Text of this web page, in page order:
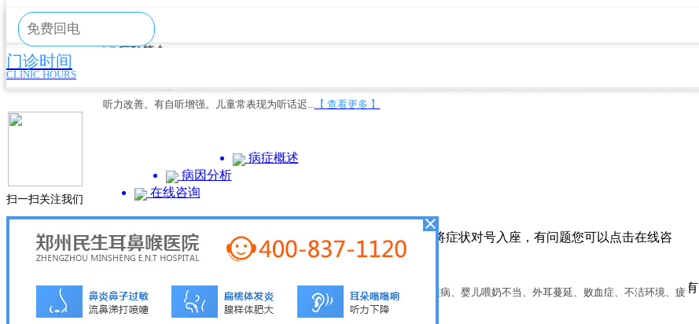
病种简介
听力改善。有自听增强。儿童常表现为听话迟...【 查看更多 】
病症概述
病因分析
在线咨询
（温馨提示：疾病诊疗是一个复杂的过程，请不要简单的将症状对号入座，有问题您可以点击在线咨
询！）
病种原因
小儿中耳炎病因大致为以下八类：小儿咽鼓管发育特点、呼吸道及鼻咽部疾病、婴儿喂奶不当、外耳蔓延、败血症、不洁环境、疲
劳、睡眠不足或体力消耗过大、治疗中断。。
疾病导航 首页 民生医生
扫一扫关注我们
新浪微博
网站内容申明：本网站信息仅供参考，不能作为诊疗耳鼻喉疾病的依据，本网站商标及图片权属郑州民生耳鼻喉专科医院所有
Back To Top Frendly Link
在线咨询
CONSULTING
来院路线
HOSPITAL LINE
门诊时间
CLINIC HOURS